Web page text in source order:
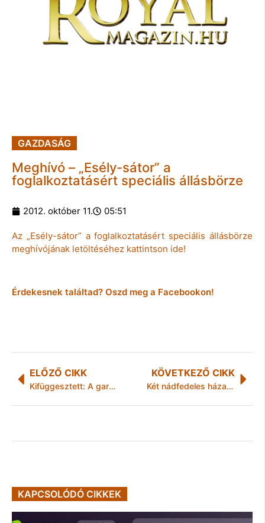
GAZDASÁG
Meghívó – „Esély-sátor” a
foglalkoztatásért speciális állásbörze
2012. október 11. 05:51
Az „Esély-sátor” a foglalkoztatásért speciális állásbörze
meghívójának letöltéséhez kattintson ide!
Érdekesnek találtad? Oszd meg a Facebookon!
ELŐZŐ CIKK
Kifüggesztett: A garázda személyeknek számolniuk kell a következményekkel!
KÖVETKEZŐ CIKK
Két nádfedeles házat is felgyújtottak Mezőkövesden
KAPCSOLÓDÓ CIKKEK